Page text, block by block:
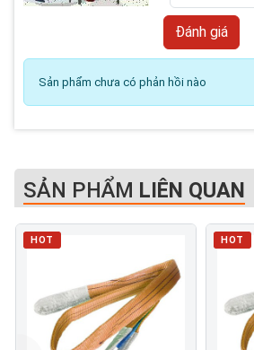
Sản phẩm chưa có phản hồi nào
SẢN PHẨM LIÊN QUAN
HOT HOT